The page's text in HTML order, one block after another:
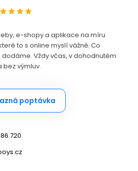
e-shopy a aplikace na míru
to s online myslí vážně. Co
Vždy včas, v dohodnutém
bez výmluv.
poptávka
720